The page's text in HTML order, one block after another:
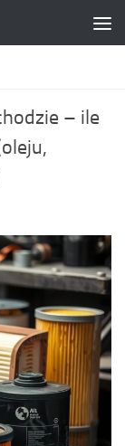
– ile